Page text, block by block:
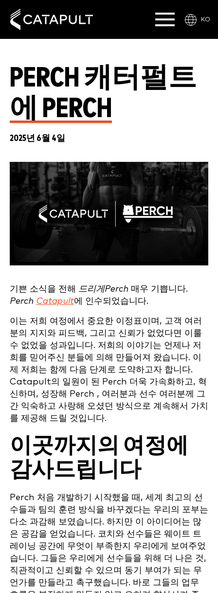
KO
PERCH 캐터펄트
에 PERCH
2025년 6월 4일
기쁜 소식을 전해 드리게Perch 매우 기쁩니다.
Perch Catapult에 인수되었습니다.
이는 저희 여정에서 중요한 이정표이며, 고객 여러
분의 지지와 피드백, 그리고 신뢰가 없었다면 이룰
수 없었을 성과입니다. 저희의 이야기는 언제나 저
희를 믿어주신 분들에 의해 만들어져 왔습니다. 이
제 저희는 함께 다음 단계로 도약하고자 합니다.
Catapult의 일원이 된 Perch 더욱 가속화하고, 혁
신하며, 성장해 Perch , 여러분과 선수 여러분께 그
간 익숙하고 사랑해 오셨던 방식으로 계속해서 가치
를 제공해 드릴 것입니다.
이곳까지의 여정에
감사드립니다
Perch 처음 개발하기 시작했을 때, 세계 최고의 선
수들과 팀의 훈련 방식을 바꾸겠다는 우리의 포부는
다소 과감해 보였습니다. 하지만 이 아이디어는 많
은 공감을 얻었습니다. 코치와 선수들은 웨이트 트
레이닝 공간에 무엇이 부족한지 우리에게 보여주었
습니다. 그들은 우리에게 선수들을 위해 더 나은 것,
직관적이고 신뢰할 수 있으며 동기 부여가 되는 무
언가를 만들라고 촉구했습니다. 바로 그들의 업무